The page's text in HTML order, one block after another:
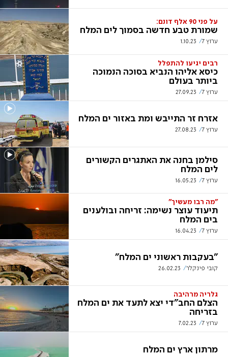
על פני 90 אלף דונם:
שמורת טבע חדשה בסמוך לים המלח
ערוץ 7 1.10.23
רבים יגיעו להתפלל
כיסא אליהו הנביא בסוכה הנמוכה
ביותר בעולם
ערוץ 7 27.09.23
אזרח זר התייבש ומת באזור ים המלח
ערוץ 7 27.08.23
סילמן בחנה את האתגרים הקשורים
לים המלח
ערוץ 7 16.05.23
"מה רבו מעשיך"
תיעוד עוצר נשימה: זריחה ובולענים
בים המלח
ערוץ 7 16.04.23
"בעקבות ראשוני ים המלח"
קובי פינקלר 26.02.23
גלריה מרהיבה
הצלם החב"די יצא לתעד את ים המלח
בזריחה
ערוץ 7 7.02.23
מרתון ארץ ים המלח